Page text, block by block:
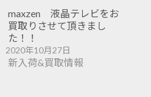
maxzen 液晶テレビをお
買取りさせて頂きまし
た！！
2020年10月27日
新入荷&買取情報